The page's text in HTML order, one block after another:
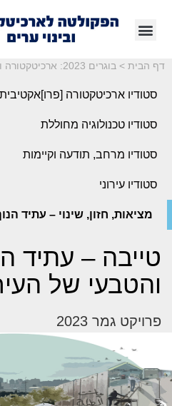
דף הבית > בוגרים 2023: ארכיטקטורה ואדריכלות נוף
סטודיו ארכיטקטורה [פרו]אקטיבית
סטודיו טכנולוגיה מחוללת
סטודיו מרחב, תודעה וקיימות
סטודיו עירוני
מציאות, חזון, שינוי – עתיד
טייבה – עתיד
והטבעי של
פרויקט גמר 2023